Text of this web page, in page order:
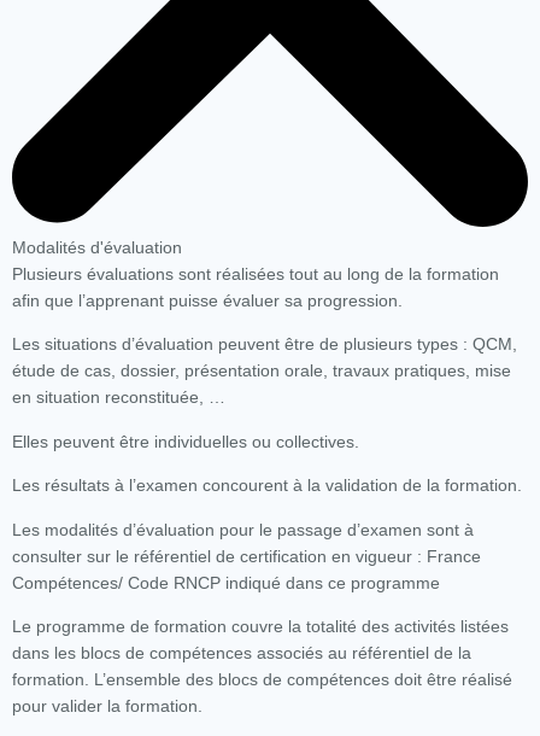
Modalités d'évaluation
Plusieurs évaluations sont réalisées tout au long de la formation
afin que l’apprenant puisse évaluer sa progression.
Les situations d’évaluation peuvent être de plusieurs types : QCM,
étude de cas, dossier, présentation orale, travaux pratiques, mise
en situation reconstituée, …
Elles peuvent être individuelles ou collectives.
Les résultats à l’examen concourent à la validation de la formation.
Les modalités d’évaluation pour le passage d’examen sont à
consulter sur le référentiel de certification en vigueur : France
Compétences/ Code RNCP indiqué dans ce programme
Le programme de formation couvre la totalité des activités listées
dans les blocs de compétences associés au référentiel de la
formation. L’ensemble des blocs de compétences doit être réalisé
pour valider la formation.